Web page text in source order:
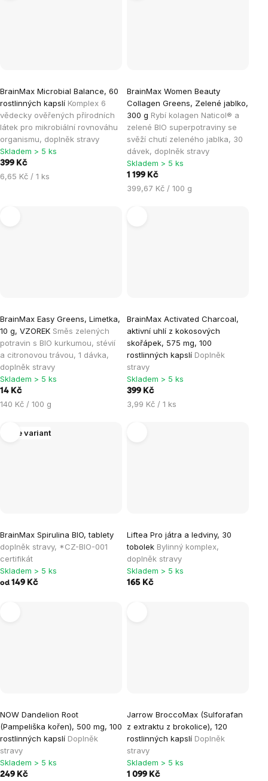
BrainMax Microbial Balance, 60
rostlinných kapslí Komplex 6
vědecky ověřených přírodních
látek pro mikrobiální rovnováhu
organismu, doplněk stravy
Skladem > 5 ks
399 Kč
Měrná
6,65 Kč / 1 ks
BrainMax Women Beauty
Collagen Greens, Zelené jablko,
300 g Rybí kolagen Naticol® a
zelené BIO superpotraviny se
svěží chutí zeleného jablka, 30
dávek, doplněk stravy
Skladem > 5 ks
1 199 Kč
Měrná
399,67 Kč / 100 g
BrainMax Easy Greens, Limetka,
10 g, VZOREK Směs zelených
potravin s BIO kurkumou, stévií
a citronovou trávou, 1 dávka,
doplněk stravy
Skladem > 5 ks
14 Kč
Měrná
140 Kč / 100 g
BrainMax Activated Charcoal,
aktivní uhlí z kokosových
skořápek, 575 mg, 100
rostlinných kapslí Doplněk
stravy
Skladem > 5 ks
399 Kč
Měrná
3,99 Kč / 1 ks
Více variant
BrainMax Spirulina BIO, tablety
doplněk stravy, *CZ-BIO-001
certifikát
Skladem > 5 ks
od 149 Kč
Liftea Pro játra a ledviny, 30
tobolek Bylinný komplex,
doplněk stravy
Skladem > 5 ks
165 Kč
NOW Dandelion Root
(Pampeliška kořen), 500 mg, 100
rostlinných kapslí Doplněk
stravy
Skladem > 5 ks
249 Kč
Jarrow BroccoMax (Sulforafan
z extraktu z brokolice), 120
rostlinných kapslí Doplněk
stravy
Skladem > 5 ks
1 099 Kč